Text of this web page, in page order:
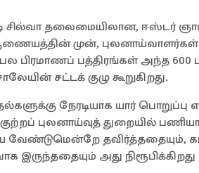
சில்வா தலைமையிலான, ஈஸ்டர்
முன், புலனாய்வாளர்கள்
பிரமாணப் பத்திரங்கள் அந்த
சட்டக் குழு கூறுகிறது.
நேரடியாக யார்
புலனாய்வுத் துறையில்
தவிர்த்ததையும்,
இருந்ததையும் அது